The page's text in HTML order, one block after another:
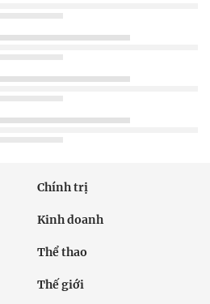
Chính trị
Kinh doanh
Thể thao
Thế giới